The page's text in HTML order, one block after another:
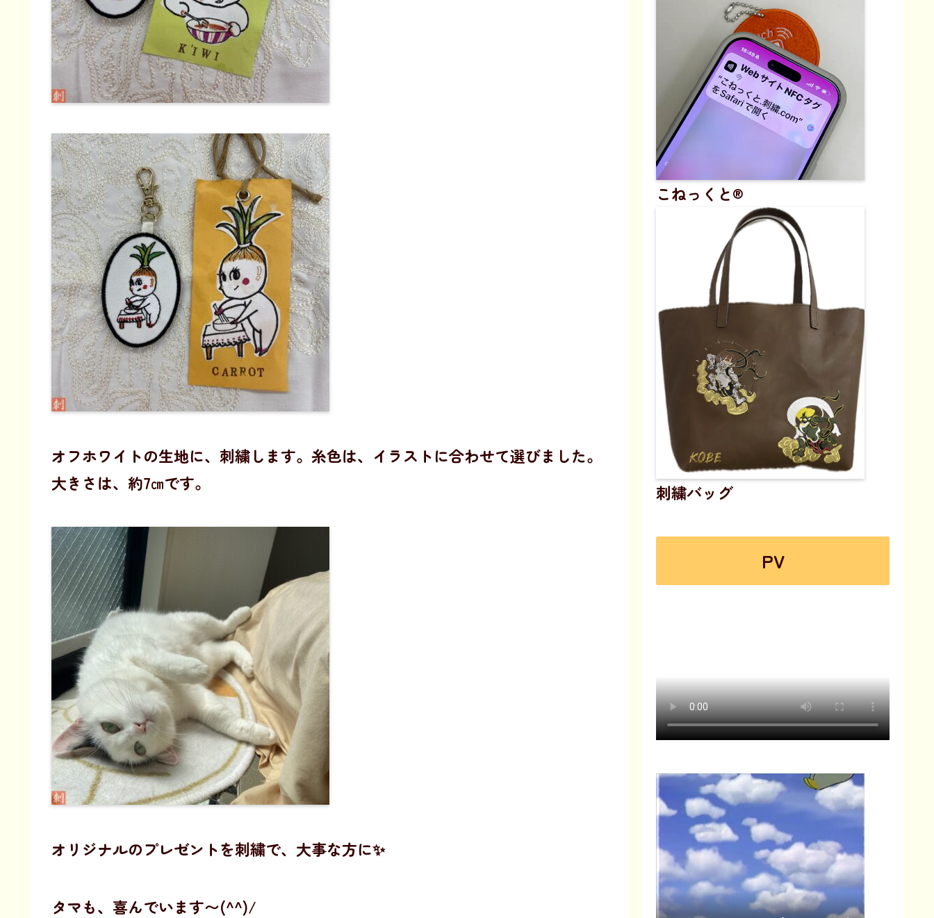
オフホワイトの生地に、刺繍します。糸色は、イラストに合わせて選びました。
大きさは、約7㎝です。
オリジナルのプレゼントを刺繍で、大事な方に✨
タマも、喜んでいます〜(^^)/
こねっくと®
刺繍バッグ
PV